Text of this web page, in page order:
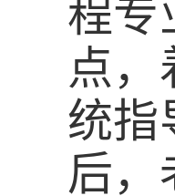
程专
点，
统指
后，